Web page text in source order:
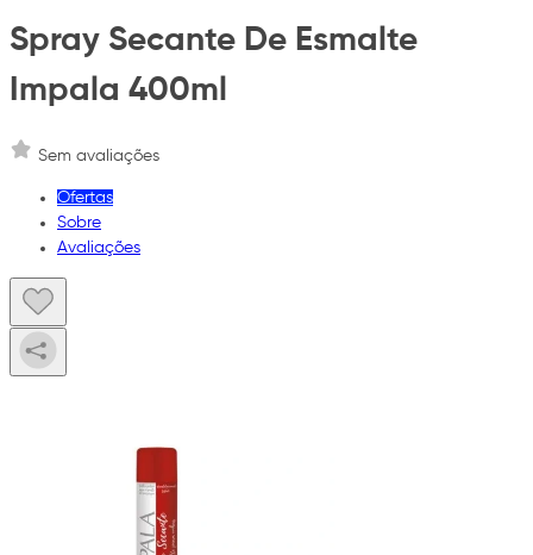
Spray Secante De Esmalte
Impala 400ml
Sem avaliações
Ofertas
Sobre
Avaliações